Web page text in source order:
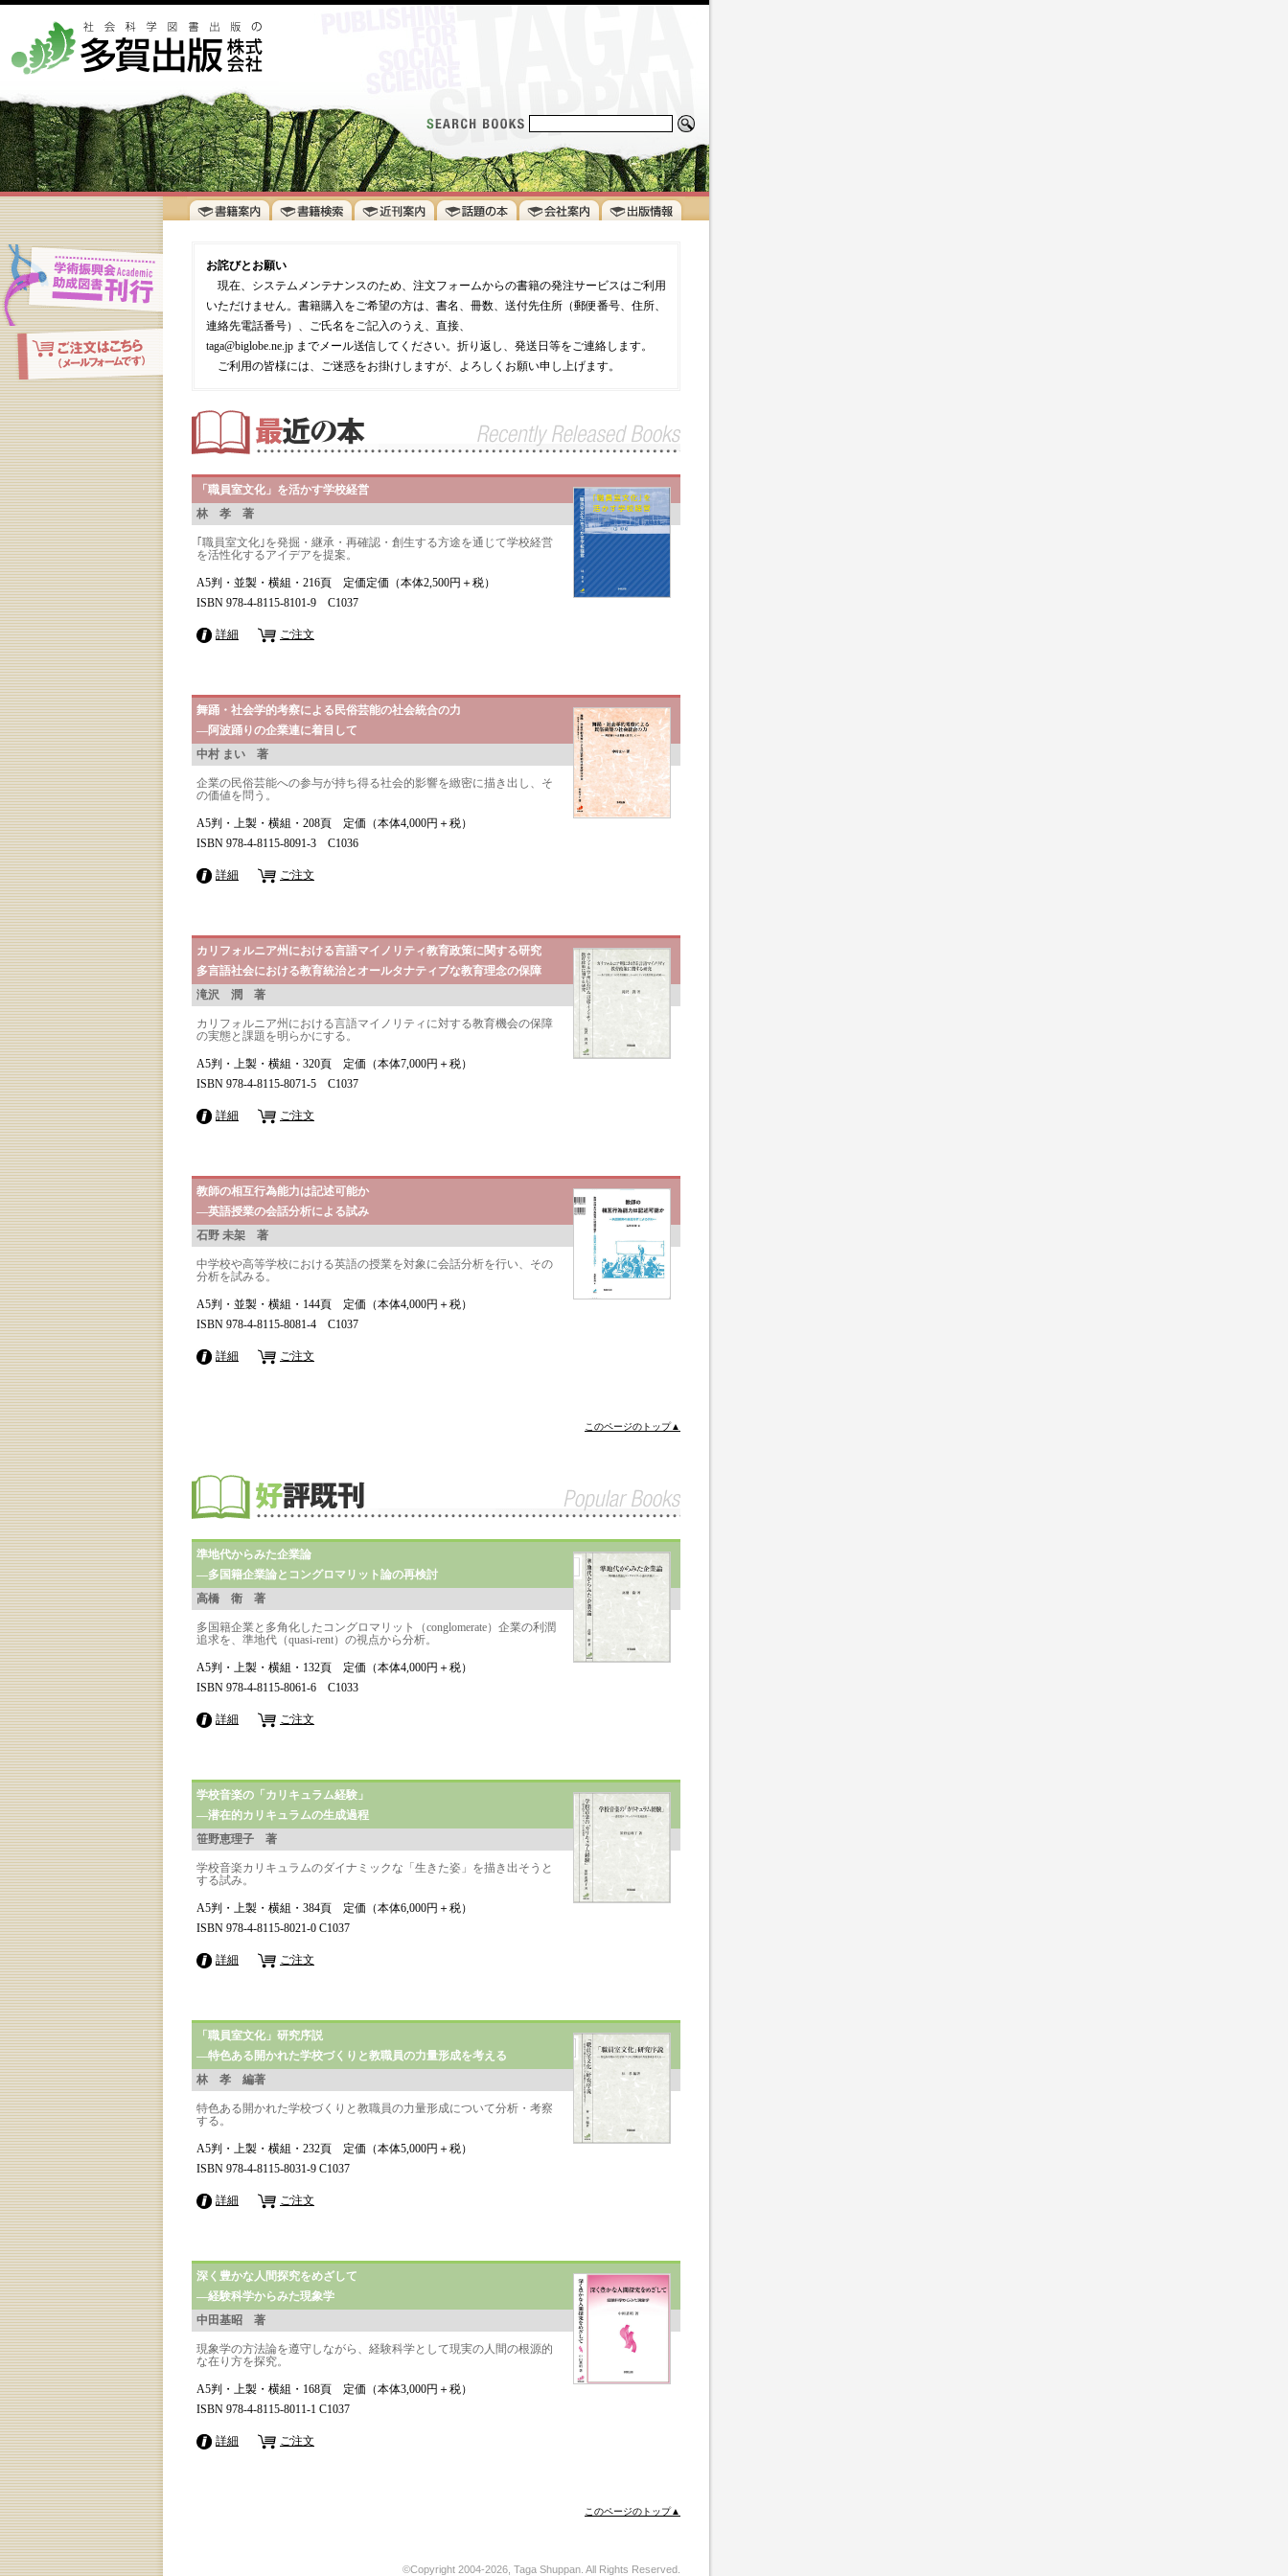
お詫びとお願い
現在、システムメンテナンスのため、注文フォームからの書籍の発注サービスはご利用
いただけません。書籍購入をご希望の方は、書名、冊数、送付先住所（郵便番号、住所、
連絡先電話番号）、ご氏名をご記入のうえ、直接、
taga@biglobe.ne.jp までメール送信してください。折り返し、発送日等をご連絡します。
ご利用の皆様には、ご迷惑をお掛けしますが、よろしくお願い申し上げます。
「職員室文化」を活かす学校経営
林 孝 著
｢職員室文化｣を発掘・継承・再確認・創生する方途を通じて学校経営
を活性化するアイデアを提案。
A5判・並製・横組・216頁 定価定価（本体2,500円＋税）
ISBN 978-4-8115-8101-9 C1037
詳細 ご注文
舞踊・社会学的考察による民俗芸能の社会統合の力
―阿波踊りの企業連に着目して
中村 まい 著
企業の民俗芸能への参与が持ち得る社会的影響を緻密に描き出し、そ
の価値を問う。
A5判・上製・横組・208頁 定価（本体4,000円＋税）
ISBN 978-4-8115-8091-3 C1036
詳細 ご注文
カリフォルニア州における言語マイノリティ教育政策に関する研究
多言語社会における教育統治とオールタナティブな教育理念の保障
滝沢 潤 著
カリフォルニア州における言語マイノリティに対する教育機会の保障
の実態と課題を明らかにする。
A5判・上製・横組・320頁 定価（本体7,000円＋税）
ISBN 978-4-8115-8071-5 C1037
詳細 ご注文
教師の相互行為能力は記述可能か
―英語授業の会話分析による試み
石野 未架 著
中学校や高等学校における英語の授業を対象に会話分析を行い、その
分析を試みる。
A5判・並製・横組・144頁 定価（本体4,000円＋税）
ISBN 978-4-8115-8081-4 C1037
詳細 ご注文
このページのトップ▲
準地代からみた企業論
―多国籍企業論とコングロマリット論の再検討
高橋 衛 著
多国籍企業と多角化したコングロマリット（conglomerate）企業の利潤
追求を、準地代（quasi-rent）の視点から分析。
A5判・上製・横組・132頁 定価（本体4,000円＋税）
ISBN 978-4-8115-8061-6 C1033
詳細 ご注文
学校音楽の「カリキュラム経験」
―潜在的カリキュラムの生成過程
笹野恵理子 著
学校音楽カリキュラムのダイナミックな「生きた姿」を描き出そうと
する試み。
A5判・上製・横組・384頁 定価（本体6,000円＋税）
ISBN 978-4-8115-8021-0 C1037
詳細 ご注文
「職員室文化」研究序説
―特色ある開かれた学校づくりと教職員の力量形成を考える
林 孝 編著
特色ある開かれた学校づくりと教職員の力量形成について分析・考察
する。
A5判・上製・横組・232頁 定価（本体5,000円＋税）
ISBN 978-4-8115-8031-9 C1037
詳細 ご注文
深く豊かな人間探究をめざして
―経験科学からみた現象学
中田基昭 著
現象学の方法論を遵守しながら、経験科学として現実の人間の根源的
な在り方を探究。
A5判・上製・横組・168頁 定価（本体3,000円＋税）
ISBN 978-4-8115-8011-1 C1037
詳細 ご注文
このページのトップ▲
©Copyright 2004-2026, Taga Shuppan. All Rights Reserved.